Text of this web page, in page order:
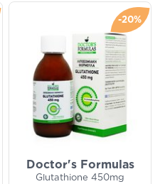
-20%
Doctor's Formulas
Glutathione 450mg